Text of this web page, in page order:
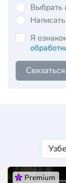
Выбрать
Я
Premium